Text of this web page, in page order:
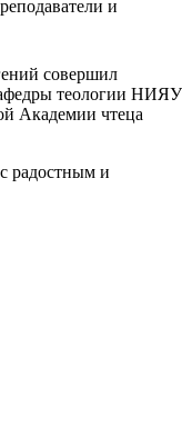
и
совершил
теологии НИЯУ
Академии чтеца
радостным и